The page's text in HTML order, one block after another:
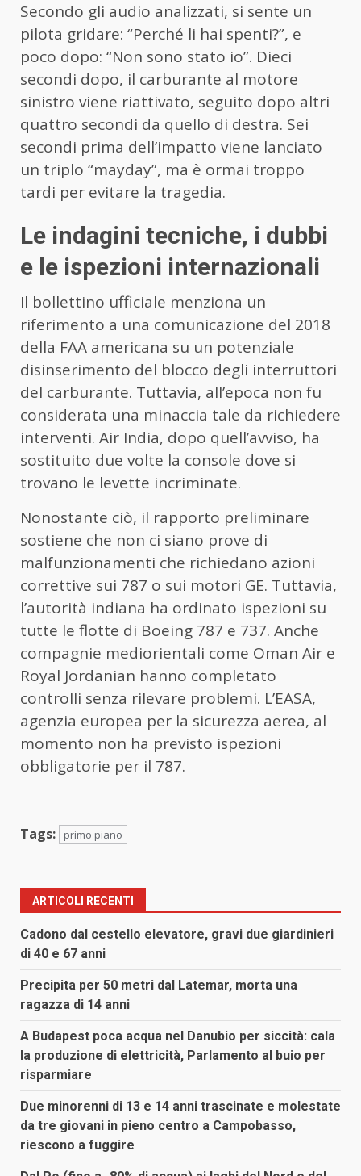
Secondo gli audio analizzati, si sente un
pilota gridare: “Perché li hai spenti?”, e
poco dopo: “Non sono stato io”. Dieci
secondi dopo, il carburante al motore
sinistro viene riattivato, seguito dopo altri
quattro secondi da quello di destra. Sei
secondi prima dell’impatto viene lanciato
un triplo “mayday”, ma è ormai troppo
tardi per evitare la tragedia.
Le indagini tecniche, i dubbi
e le ispezioni internazionali
Il bollettino ufficiale menziona un
riferimento a una comunicazione del 2018
della FAA americana su un potenziale
disinserimento del blocco degli interruttori
del carburante. Tuttavia, all’epoca non fu
considerata una minaccia tale da richiedere
interventi. Air India, dopo quell’avviso, ha
sostituito due volte la console dove si
trovano le levette incriminate.
Nonostante ciò, il rapporto preliminare
sostiene che non ci siano prove di
malfunzionamenti che richiedano azioni
correttive sui 787 o sui motori GE. Tuttavia,
l’autorità indiana ha ordinato ispezioni su
tutte le flotte di Boeing 787 e 737. Anche
compagnie mediorientali come Oman Air e
Royal Jordanian hanno completato
controlli senza rilevare problemi. L’EASA,
agenzia europea per la sicurezza aerea, al
momento non ha previsto ispezioni
obbligatorie per il 787.
Tags: primo piano
ARTICOLI RECENTI
Cadono dal cestello elevatore, gravi due giardinieri
di 40 e 67 anni
Precipita per 50 metri dal Latemar, morta una
ragazza di 14 anni
A Budapest poca acqua nel Danubio per siccità: cala
la produzione di elettricità, Parlamento al buio per
risparmiare
Due minorenni di 13 e 14 anni trascinate e molestate
da tre giovani in pieno centro a Campobasso,
riescono a fuggire